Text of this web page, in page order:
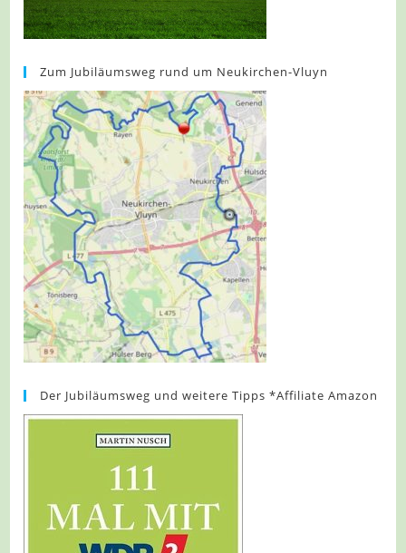
Zum Jubiläumsweg rund um Neukirchen-Vluyn
Der Jubiläumsweg und weitere Tipps *Affiliate Amazon